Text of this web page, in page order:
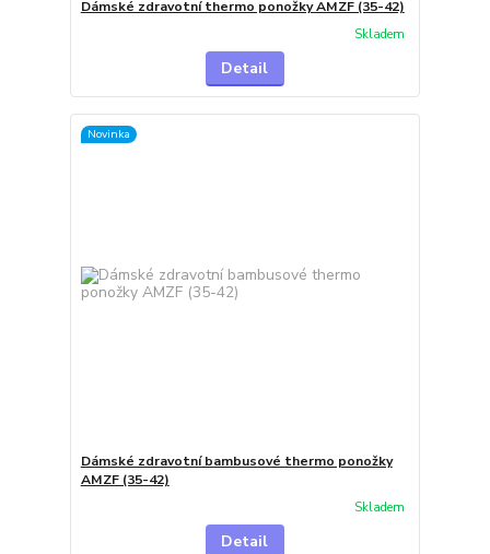
Dámské zdravotní thermo ponožky AMZF (35-42)
Skladem
Detail
Novinka
Dámské zdravotní bambusové thermo ponožky
AMZF (35-42)
Skladem
Detail